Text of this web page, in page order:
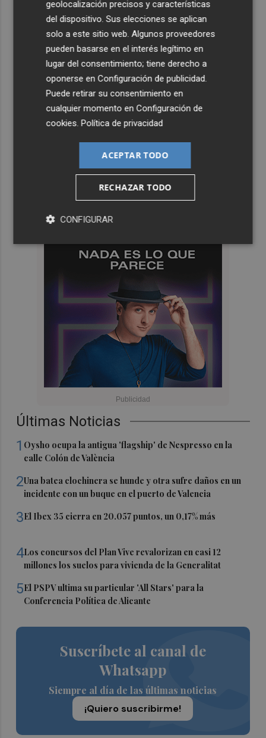
Últimas Noticias
1 Oysho ocupa la antigua 'flagship' de Nespresso en la
calle Colón de València
2Una batea clochinera se hunde y otra sufre daños en un
incidente con un buque en el puerto de Valencia
3El Ibex 35 cierra en 20.057 puntos, un 0,17% más
4Los concursos del Plan Vive revalorizan en casi 12
millones los suelos para vivienda de la Generalitat
5El PSPV ultima su particular 'All Stars' para la
Conferencia Política de Alicante
Suscríbete al canal de
Whatsapp
Siempre al día de las últimas noticias
¡Quiero suscribirme!
geolocalización precisos y características
del dispositivo. Sus elecciones se aplican
solo a este sitio web. Algunos proveedores
pueden basarse en el interés legítimo en
lugar del consentimiento; tiene derecho a
oponerse enConfiguración de publicidad.
Puede retirar su consentimiento en
cualquier momento enConfiguración de
cookies.Política de privacidad
ACEPTAR TODO
RECHAZAR TODO
CONFIGURAR